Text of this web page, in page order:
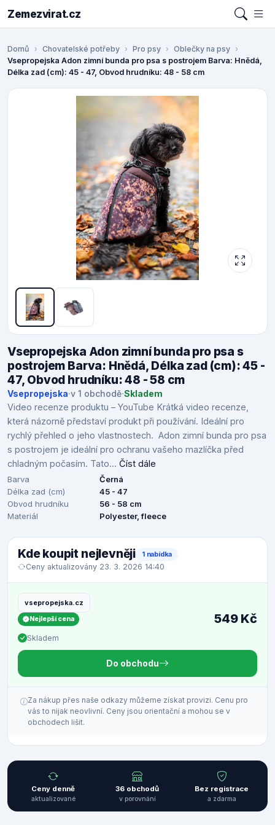
Zemezvirat.cz
Domů Chovatelské potřeby Pro psy
Oblečky na psy
Vsepropejska Adon zimní bunda pro psa s postrojem Barva: Hnědá,
Délka zad (cm): 45 - 47, Obvod hrudníku: 48 - 58 cm
Vsepropejska Adon zimní bunda pro psa s
postrojem Barva: Hnědá, Délka zad (cm): 45 -
47, Obvod hrudníku: 48 - 58 cm
Vsepropejska·v 1 obchodě·Skladem
Video recenze produktu – YouTube Krátká video recenze,
která názorně představí produkt při používání. Ideální pro
rychlý přehled o jeho vlastnostech. Adon zimní bunda pro psa
s postrojem je ideální pro ochranu vašeho mazlíčka před
chladným počasím. Tato... Číst dále
Barva
Černá
Délka zad (cm)
45 - 47
Obvod hrudníku
56 - 58 cm
Materiál
Polyester, fleece
Kde koupit nejlevněji 1 nabídka
Ceny aktualizovány 23. 3. 2026 14:40
vsepropejska.cz
Nejlepší cena
Skladem
549 Kč
Do obchodu
Za nákup přes naše odkazy můžeme získat provizi. Cenu pro
vás to nijak neovlivní. Ceny jsou orientační a mohou se v
obchodech lišit.
Ceny denně
aktualizované
36 obchodů
v porovnání
Bez registrace
a zdarma